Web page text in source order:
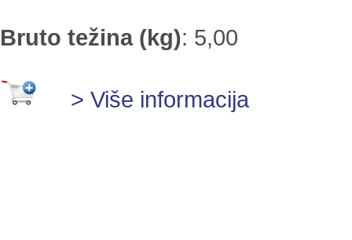
Bruto težina (kg): 5,00
> Više informacija